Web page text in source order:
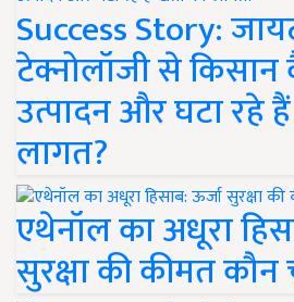
Success Story:
टेक्नोलॉजी से
उत्पादन और घटा रहे
लागत?
एथेनॉल का अधूरा
सुरक्षा की कीमत कौन